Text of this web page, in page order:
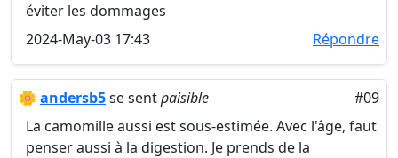
éviter les dommages
2024-May-03 17:43
Répondre
🌼 andersb5se sentpaisible
#09
La camomille aussi est sous-estimée. Avec l'âge, faut
penser aussi à la digestion. Je prends de la